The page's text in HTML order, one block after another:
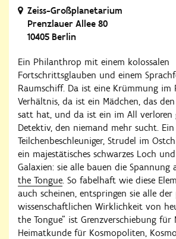
Zeiss-Großplanetarium
Prenzlauer Allee 80
10405 Berlin
Ein Philanthrop mit einem kolossalen
Fortschrittsglauben und einem
Raumschiff. Da ist eine Krümmung im
Verhältnis, da ist ein Mädchen, das den
satt hat, und da ist ein im All verloren
Detektiv, den niemand mehr sucht.
Teilchenbeschleuniger, Strudel im
ein majestätisches schwarzes Loch
Galaxien: sie alle bauen die Spannung
the Tongue. So fabelhaft wie diese
auch scheinen, entspringen sie alle
wissenschaftlichen Wirklichkeit von
the Tongue" ist Grenzverschiebung für
Heimatkunde für Kosmopoliten,